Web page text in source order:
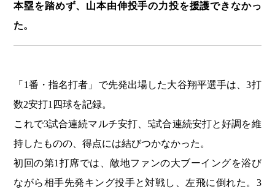
本塁を踏めず、山本由伸投手の力投を援護できなかっ
た。
「1番・指名打者」で先発出場した大谷翔平選手は、3打
数2安打1四球を記録。
これで3試合連続マルチ安打、5試合連続安打と好調を維
持したものの、得点には結びつかなかった。
初回の第1打席では、敵地ファンの大ブーイングを浴び
ながら相手先発キング投手と対戦し、左飛に倒れた。3